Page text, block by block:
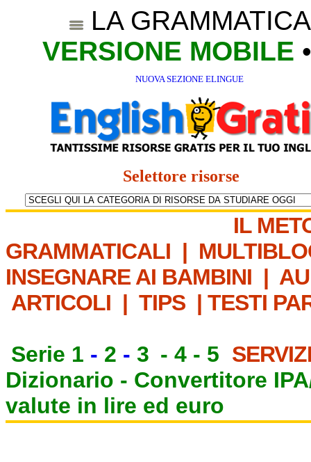
LA
VERSIONE MOBILE
NUOVA SEZIONE ELINGUE
Selettore risorse
IL
GRAMMATICALI |
INSEGNARE AI BAMBINI |
ARTICOLI | TIPS | TESTI
Serie 1 - 2 - 3 - 4 - 5
Dizionario - Convertitore
valute in lire ed euro